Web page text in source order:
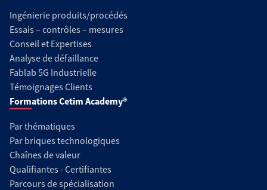
Ingénierie produits/procédés
Essais – contrôles – mesures
Conseil et Expertises
Analyse de défaillance
Fablab 5G Industrielle
Témoignages Clients
Formations Cetim Academy®
Par thématiques
Par briques technologiques
Chaînes de valeur
Qualifiantes - Certifiantes
Parcours de spécialisation